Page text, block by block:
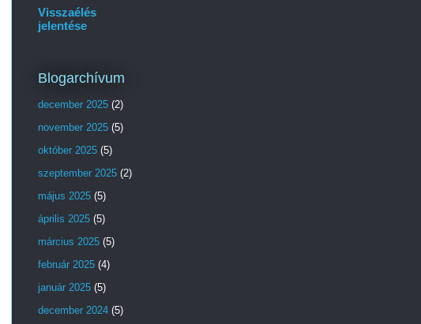
Visszaélés
jelentése
Blogarchívum
december 2025 (2)
november 2025 (5)
október 2025 (5)
szeptember 2025 (2)
május 2025 (5)
április 2025 (5)
március 2025 (5)
február 2025 (4)
január 2025 (5)
december 2024 (5)